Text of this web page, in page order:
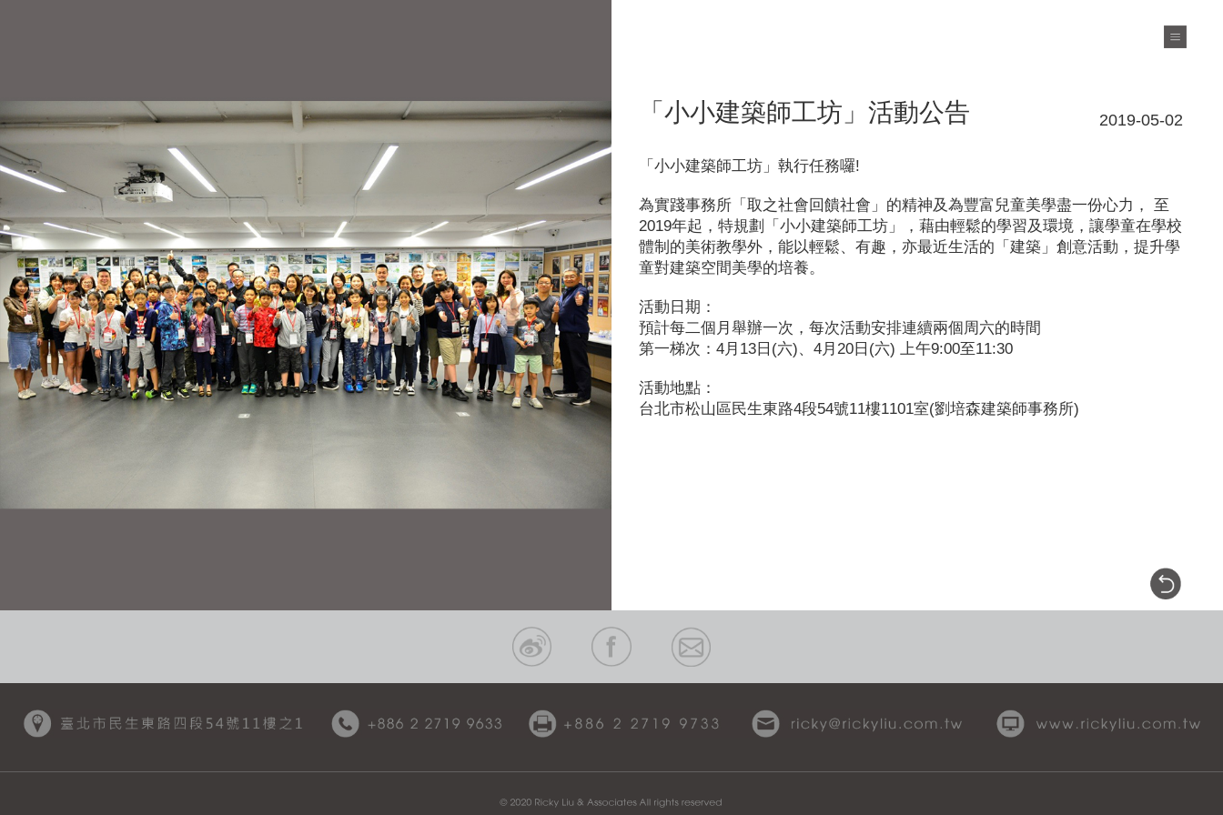
「小小建築師工坊」活動公告 2019-05-02
「小小建築師工坊」執行任務囉!
為實踐事務所「取之社會回饋社會」的精神及為豐富兒童美學盡一份心力， 至
2019年起，特規劃「小小建築師工坊」，藉由輕鬆的學習及環境，讓學童在學校
體制的美術教學外，能以輕鬆、有趣，亦最近生活的「建築」創意活動，提升學
童對建築空間美學的培養。
活動日期：
預計每二個月舉辦一次，每次活動安排連續兩個周六的時間
第一梯次：4月13日(六)、4月20日(六) 上午9:00至11:30
活動地點：
台北市松山區民生東路4段54號11樓1101室(劉培森建築師事務所)